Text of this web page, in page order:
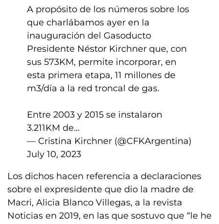
A propósito de los números sobre los
que charlábamos ayer en la
inauguración del Gasoducto
Presidente Néstor Kirchner que, con
sus 573KM, permite incorporar, en
esta primera etapa, 11 millones de
m3/día a la red troncal de gas.
Entre 2003 y 2015 se instalaron
3.211KM de…
— Cristina Kirchner (@CFKArgentina)
July 10, 2023
Los dichos hacen referencia a declaraciones
sobre el expresidente que dio la madre de
Macri, Alicia Blanco Villegas, a la revista
Noticias en 2019, en las que sostuvo que “le he